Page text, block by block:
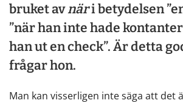
bruket avnäri betydelsen
”när han inte hade
han ut en check”. Är detta
frågar hon.
Man kan visserligen inte säga att det